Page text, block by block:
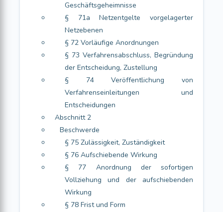
Geschäftsgeheimnisse
§ 71a Netzentgelte vorgelagerter
Netzebenen
§ 72 Vorläufige Anordnungen
§ 73 Verfahrensabschluss, Begründung
der Entscheidung, Zustellung
§ 74 Veröffentlichung von
Verfahrenseinleitungen und
Entscheidungen
Abschnitt 2
Beschwerde
§ 75 Zulässigkeit, Zuständigkeit
§ 76 Aufschiebende Wirkung
§ 77 Anordnung der sofortigen
Vollziehung und der aufschiebenden
Wirkung
§ 78 Frist und Form